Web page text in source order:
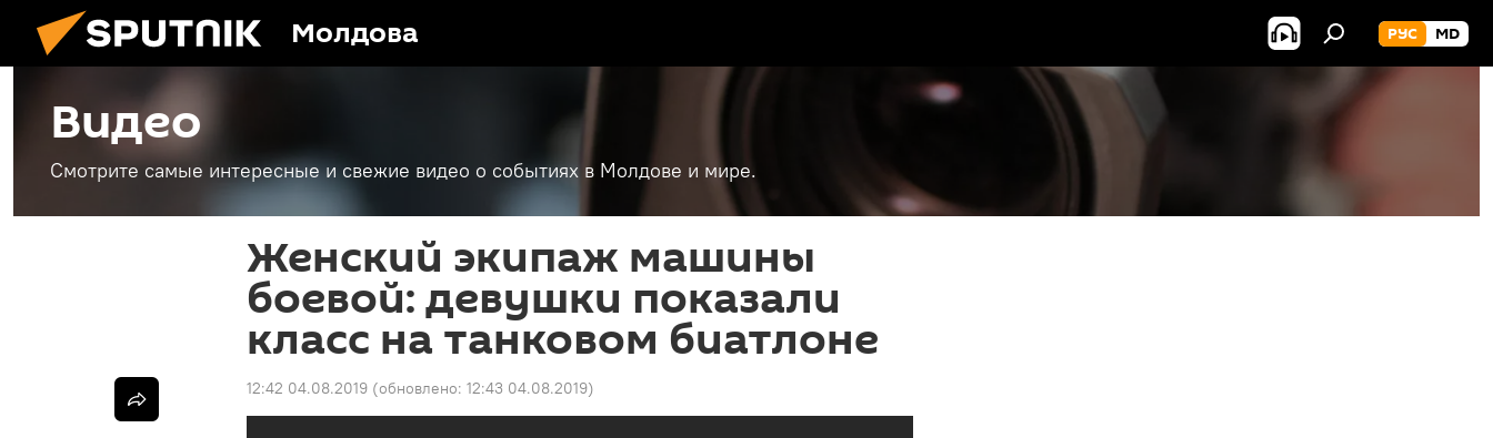
Молдова РУС MD
Видео
Смотрите самые интересные и свежие видео о событиях в Молдове и мире.
Женский экипаж машины
боевой: девушки показали
класс на танковом биатлоне
12:42 04.08.2019 (обновлено: 12:43 04.08.2019)